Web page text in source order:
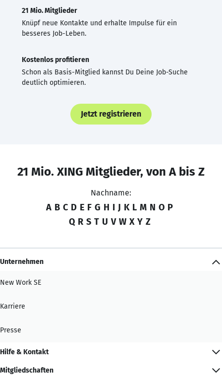
21 Mio. Mitglieder
Knüpf neue Kontakte und erhalte Impulse für ein
besseres Job-Leben.
Kostenlos profitieren
Schon als Basis-Mitglied kannst Du Deine Job-Suche
deutlich optimieren.
Jetzt registrieren
21 Mio. XING Mitglieder, von A bis Z
Nachname:
A B C D E F G H I J K L M N O P
Q R S T U V W X Y Z
Unternehmen
New Work SE
Karriere
Presse
Hilfe & Kontakt
Mitgliedschaften